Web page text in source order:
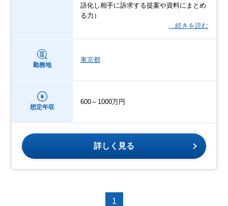
語化し相手に訴求する提案や資料にまとめ
る力）
…続きを読む
勤務地
東京都
想定年収
600～1000万円
詳しく見る
1